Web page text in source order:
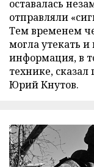
оставалась
отправляли
Тем временем
могла утекать и
информация, в
технике,
Юрий Кнутов.